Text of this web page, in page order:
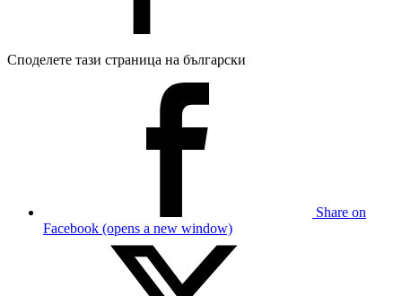
Споделете тази страница на български
Share on
Facebook (opens a new window)